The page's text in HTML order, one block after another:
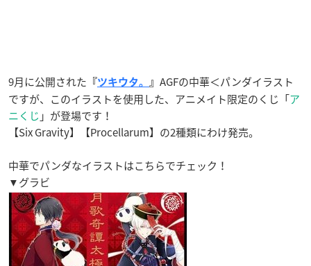
9月に公開された 『ツキウタ。 』 AGFの中華＜パンダイラスト
ですが、このイラストを使用した、アニメイト限定のくじ「ア
ニくじ 」が登場です！
【Six Gravity】【Procellarum】の2種類にわけ発売。
中華でパンダなイラストはこちらでチェック！
▼グラビ